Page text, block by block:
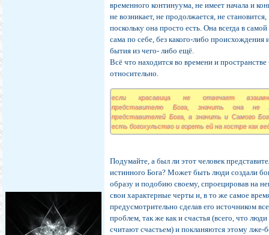
временного континуума, не имеет начала и
не возникает, не продолжается, не становится,
поскольку она просто есть. Она всегда в
сама по себе, без какого-либо происхождения
бытия из чего- либо ещё.
Всё что находится во времени и пространстве
относительно.
если красавица не отвечает
представителю Бога, значить она не
представителей Бога, а значить и Самого
есть богохульство и гореть ей на костре как
Подумайте, а был ли этот человек
истинного Бога? Может быть люди создали
образу и подобию своему, спроецировав на
свои характерные черты и, в то же самое
предусмотрительно сделав его источником
проблем, так же как и счастья (всего, что люди
считают счастьем) и покланяются этому лже-